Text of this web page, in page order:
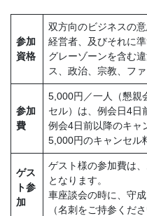
参加
資格
双方向のビジネスの
経営者、及びそれに
グレーゾーンを含む
ス、政治、宗教、フ
参加
費
5,000円／一人（懇親
セル）は、例会日4日
例会4日前以降のキャ
5,000円のキャンセル
ゲス
ト参
加
ゲスト様の参加費は
となります。
車座談会の時に、守
（名刺をご持参くださ